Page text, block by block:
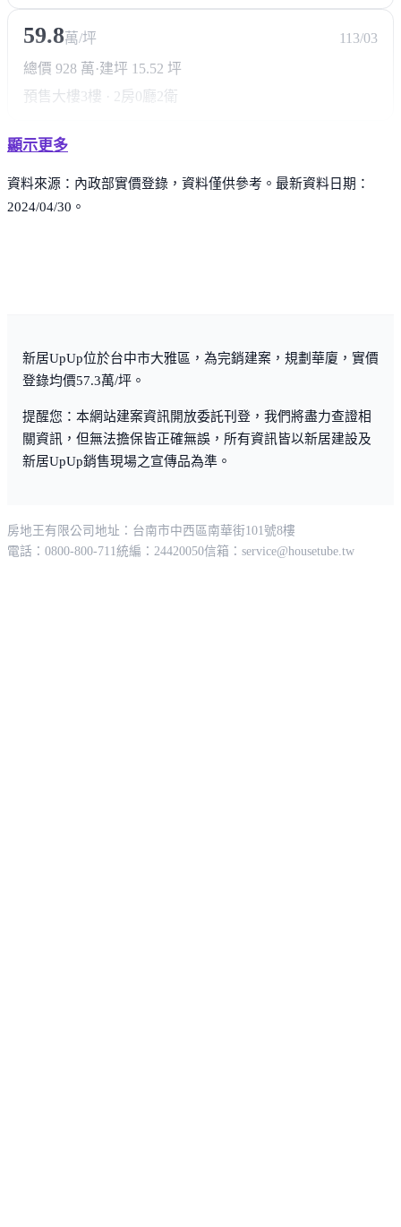
59.8萬/坪
113/03
總價 928 萬 ·建坪 15.52 坪
預售大樓 3樓 · 2房0廳2衛
顯示更多
資料來源：內政部實價登錄，資料僅供參考。最新資料日期：
2024/04/30。
新居UpUp位於台中市大雅區，為完銷建案，規劃華廈，實價
登錄均價57.3萬/坪。
提醒您：本網站建案資訊開放委託刊登，我們將盡力查證相
關資訊，但無法擔保皆正確無誤，所有資訊皆以新居建設及
新居UpUp銷售現場之宣傳品為準。
房地王有限公司 地址：台南市中西區南華街101號8樓
電話：0800-800-711統編：24420050信箱： service@housetube.tw